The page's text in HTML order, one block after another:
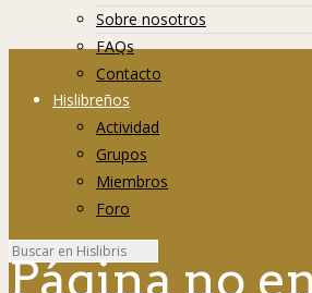
Sobre nosotros
FAQs
Contacto
Hislibreños
Actividad
Grupos
Miembros
Foro
Página no